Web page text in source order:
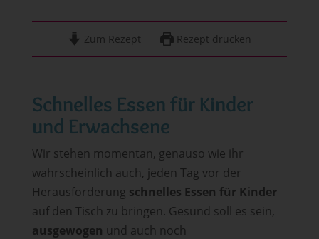
Zum Rezept Rezept drucken
Schnelles Essen für Kinder
und Erwachsene
Wir stehen momentan, genauso wie ihr
wahrscheinlich auch, jeden Tag vor der
Herausforderung schnelles Essen für Kinder
auf den Tisch zu bringen. Gesund soll es sein,
ausgewogen und auch noch